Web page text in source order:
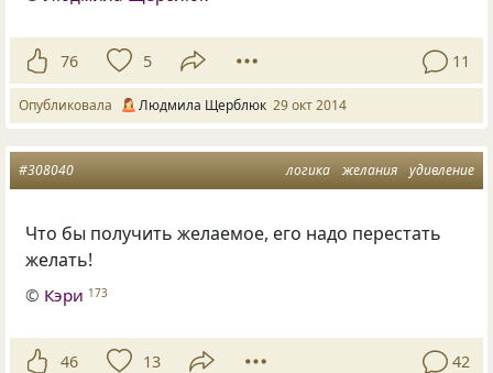
76 5 11
Опубликовала Людмила Щерблюк 29 окт 2014
логика желания удивление
#308040
Что бы получить желаемое, его надо перестать
желать!
© Кэри 173
46 13 42